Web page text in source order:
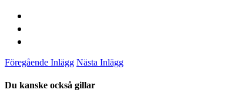
Föregående Inlägg Nästa Inlägg
Du kanske också gillar